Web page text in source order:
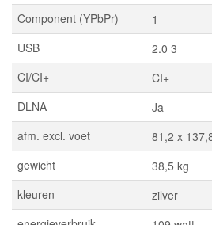
Component (YPbPr)
1
USB
2.0 3
CI/CI+
CI+
DLNA
Ja
afm. excl. voet
81,2 x
gewicht
38,5 kg
kleuren
zilver